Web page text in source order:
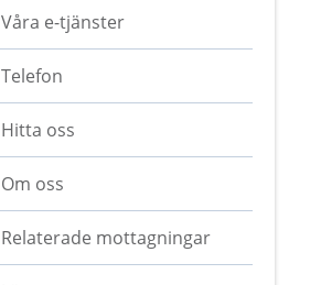
Våra e-tjänster
Telefon
Hitta oss
Om oss
Relaterade mottagningar